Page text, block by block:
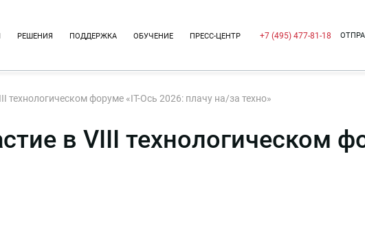
РЕШЕНИЯ ПОДДЕРЖКА ОБУЧЕНИЕ ПРЕСС-ЦЕНТР +7 (495) 477-81-18
технологическом форуме «IT-Ось 2026: плачу на/за техно»
в VIII технологическом